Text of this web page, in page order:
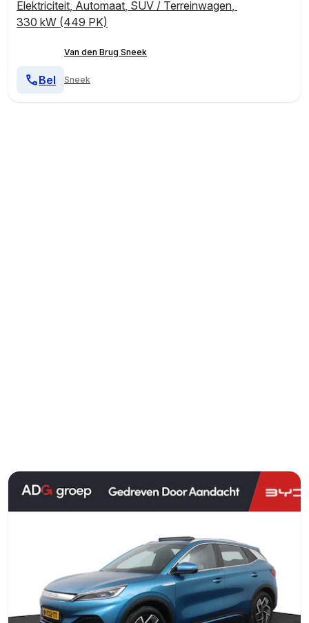
Elektriciteit, Automaat, SUV / Terreinwagen,
330 kW (449 PK)
Van den Brug Sneek
Sneek
Bel